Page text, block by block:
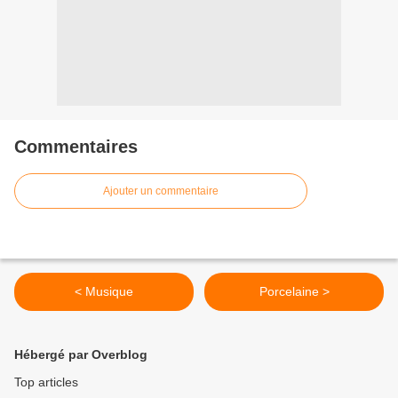
Commentaires
Ajouter un commentaire
< Musique Porcelaine >
Hébergé par Overblog
Top articles